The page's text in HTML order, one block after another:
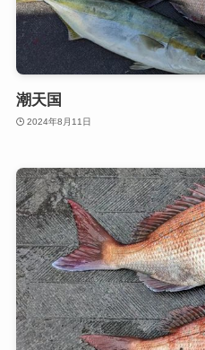
潮天国
2024年8月11日